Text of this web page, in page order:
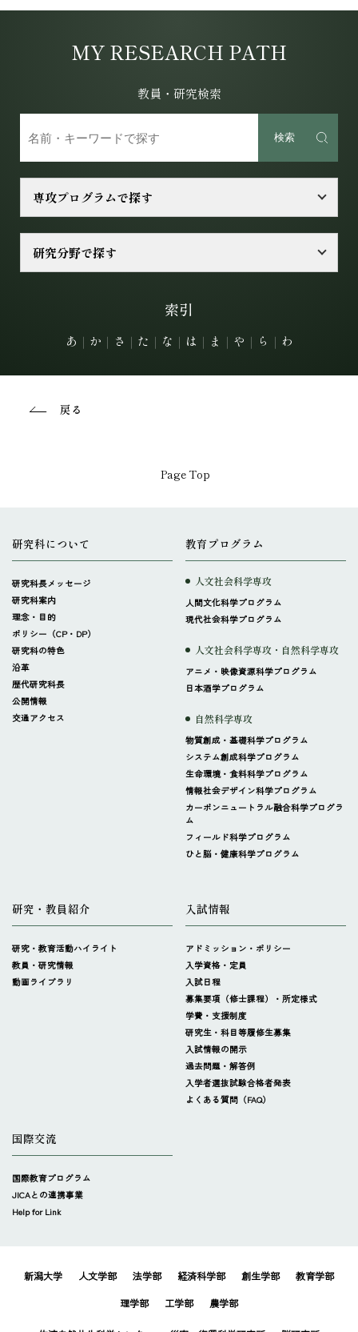
MY RESEARCH PATH
教員・研究検索
検索
専攻プログラムで探す
研究分野で探す
索引
あ ｜ か ｜ さ ｜ た ｜ な ｜ は ｜ ま ｜ や ｜ ら ｜ わ
戻る
Page Top
研究科について
研究科長メッセージ
研究科案内
理念・目的
ポリシー（CP・DP）
研究科の特色
沿革
歴代研究科長
公開情報
交通アクセス
教育プログラム
人文社会科学専攻
人間文化科学プログラム
現代社会科学プログラム
人文社会科学専攻・自然科学専攻
アニメ・映像資源科学プログラム
日本酒学プログラム
自然科学専攻
物質創成・基礎科学プログラム
システム創成科学プログラム
生命環境・食料科学プログラム
情報社会デザイン科学プログラム
カーボンニュートラル融合科学プログラ
ム
フィールド科学プログラム
ひと脳・健康科学プログラム
研究・教員紹介
研究・教育活動ハイライト
教員・研究情報
動画ライブラリ
入試情報
アドミッション・ポリシー
入学資格・定員
入試日程
募集要項（修士課程）・所定様式
学費・支援制度
研究生・科目等履修生募集
入試情報の開示
過去問題・解答例
入学者選抜試験合格者発表
よくある質問（FAQ）
国際交流
国際教育プログラム
JICAとの連携事業
Help for Link
新潟大学 人文学部 法学部 経済科学部 創生学部
教育学部
理学部
工学部 農学部